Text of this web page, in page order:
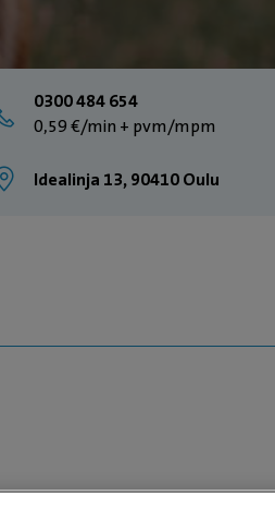
0300 484 654
0,59 €/min + pvm/mpm
Idealinja 13, 90410 Oulu